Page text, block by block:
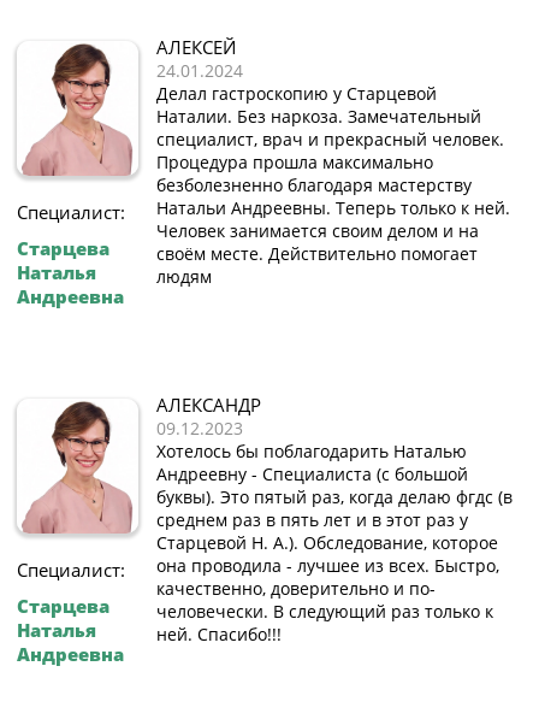
Специалист:
Старцева
Наталья
Андреевна
АЛЕКСЕЙ
24.01.2024
Делал гастроскопию у Старцевой
Наталии. Без наркоза. Замечательный
специалист, врач и прекрасный человек.
Процедура прошла максимально
безболезненно благодаря мастерству
Натальи Андреевны. Теперь только к ней.
Человек занимается своим делом и на
своём месте. Действительно помогает
людям
Специалист:
Старцева
Наталья
Андреевна
АЛЕКСАНДР
09.12.2023
Хотелось бы поблагодарить Наталью
Андреевну - Специалиста (с большой
буквы). Это пятый раз, когда делаю фгдс (в
среднем раз в пять лет и в этот раз у
Старцевой Н. А.). Обследование, которое
она проводила - лучшее из всех. Быстро,
качественно, доверительно и по-
человечески. В следующий раз только к
ней. Спасибо!!!